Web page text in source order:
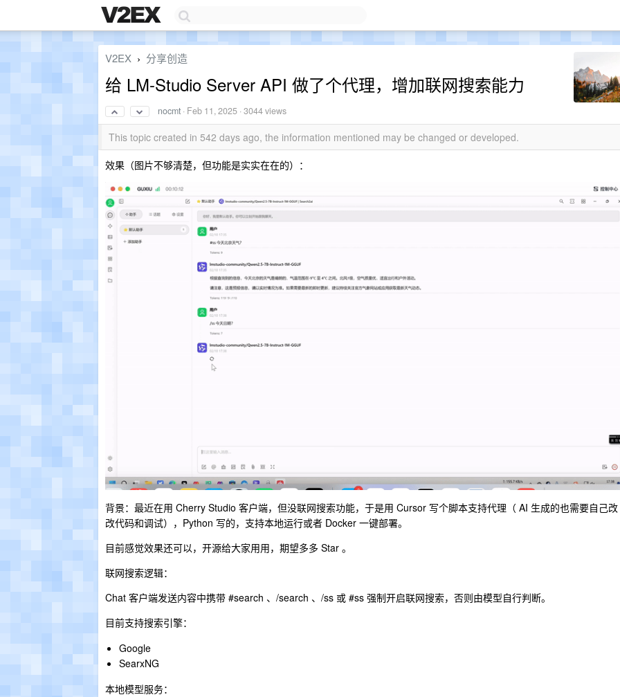
V2EX › 分享创造
给 LM-Studio Server API 做了个代理，增加联网搜索能力
nocmt · Feb 11, 2025 · 3044 views
This topic created in 542 days ago, the information mentioned may be changed or developed.
效果（图片不够清楚，但功能是实实在在的）：
背景：最近在用 Cherry Studio 客户端，但没联网搜索功能，于是用 Cursor 写个脚本支持代理（ AI 生成的也需要自己改
改代码和调试），Python 写的，支持本地运行或者 Docker 一键部署。
目前感觉效果还可以，开源给大家用用，期望多多 Star 。
联网搜索逻辑：
Chat 客户端发送内容中携带 #search 、/search 、/ss 或 #ss 强制开启联网搜索，否则由模型自行判断。
目前支持搜索引擎：
Google
SearxNG
本地模型服务：